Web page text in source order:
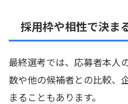
採用枠や相性で決ま
最終選考では、応募者本人
数や他の候補者との比較、
まることもあります。